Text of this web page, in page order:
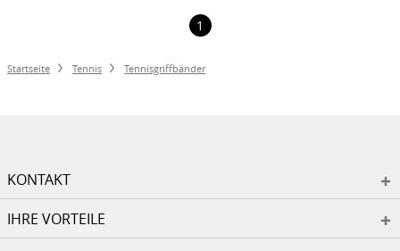
1
Startseite Tennis Tennisgriffbänder
KONTAKT
IHRE VORTEILE